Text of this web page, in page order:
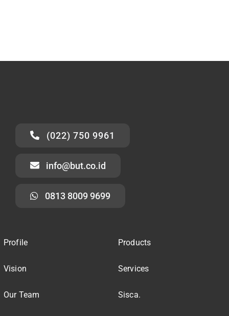
(022) 750 9961
info@but.co.id
0813 8009 9699
Profile
Vision
Our Team
Products
Services
Sisca.